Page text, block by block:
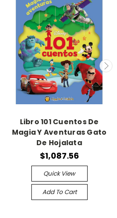
Libro 101 Cuentos De
Magia Y Aventuras Gato
De Hojalata
$1,087.56
Quick View
Add To Cart